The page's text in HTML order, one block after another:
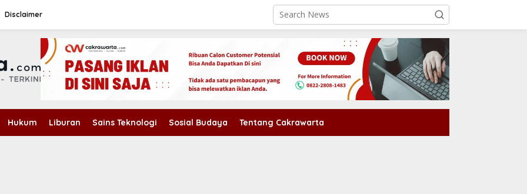
Disclaimer
Hukum Liburan Sains Teknologi Sosial Budaya Tentang Cakrawarta